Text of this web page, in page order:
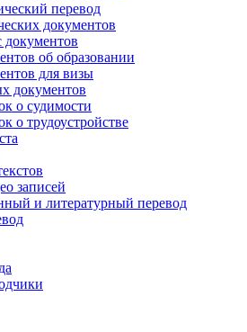
перевод
документов
документов
об образовании
для визы
документов
о судимости
о трудоустройстве
записей
и литературный перевод